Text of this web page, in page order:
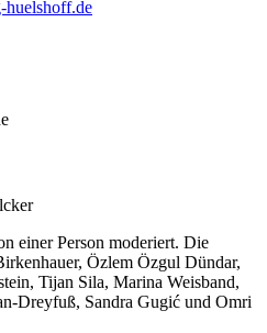
huelshoff.de
einer Person moderiert. Die
Özlem Özgul Dündar,
Tijan Sila, Marina Weisband,
Dreyfuß, Sandra Gugić und Omri